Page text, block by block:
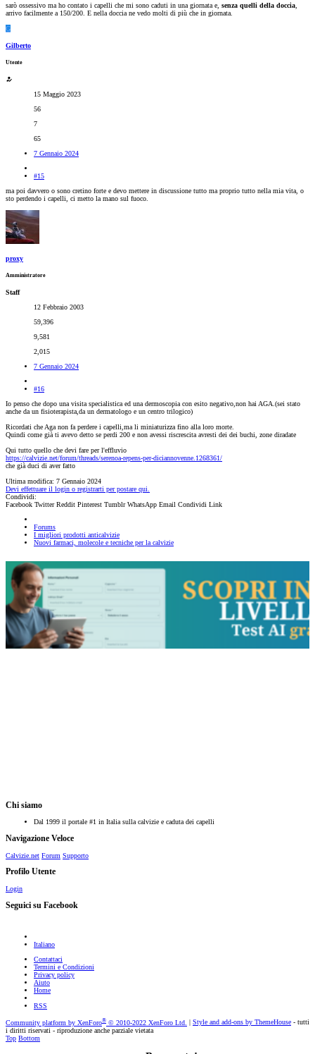
sarò ossessivo ma ho contato i capelli che mi sono caduti in una giornata e, senza quelli della doccia
arrivo facilmente a 150/200. E nella doccia ne vedo molti di più che in giornata.
G
Gilberto
Utente
15 Maggio 2023
56
7
65
7 Gennaio 2024
#15
ma poi davvero o sono cretino forte e devo mettere in discussione tutto ma proprio tutto nella mia vita, o
sto perdendo i capelli, ci metto la mano sul fuoco.
proxy
Amministratore
Staff
12 Febbraio 2003
59,396
9,581
2,015
7 Gennaio 2024
#16
Io penso che dopo una visita specialistica ed una dermoscopia con esito negativo,non hai AGA.(sei stato
anche da un fisioterapista,da un dermatologo e un centro trilogico)
Ricordati che Aga non fa perdere i capelli,ma li miniaturizza fino alla loro morte.
Quindi come già ti avevo detto se perdi 200 e non avessi riscrescita avresti dei dei buchi, zone diradate
Qui tutto quello che devi fare per l'effluvio
https://calvizie.net/forum/threads/serenoa-repens-per-diciannovenne.1268361/
che già duci di aver fatto
Ultima modifica: 7 Gennaio 2024
Devi effettuare il login o registrarti per postare qui.
Condividi:
Facebook Twitter Reddit Pinterest Tumblr WhatsApp Email Condividi Link
Forums
I migliori prodotti anticalvizie
Nuovi farmaci, molecole e tecniche per la calvizie
Chi siamo
Dal 1999 il portale #1 in Italia sulla calvizie e caduta dei capelli
Navigazione Veloce
Calvizie.net Forum Supporto
Profilo Utente
Login
Seguici su Facebook
Italiano
Contattaci
Termini e Condizioni
Privacy policy
Aiuto
Home
RSS
Community platform by XenForo® © 2010-2022 XenForo Ltd. Style and add-ons by ThemeHouse - tutti
i diritti riservati - riproduzione anche parziale vietata
Top Bottom